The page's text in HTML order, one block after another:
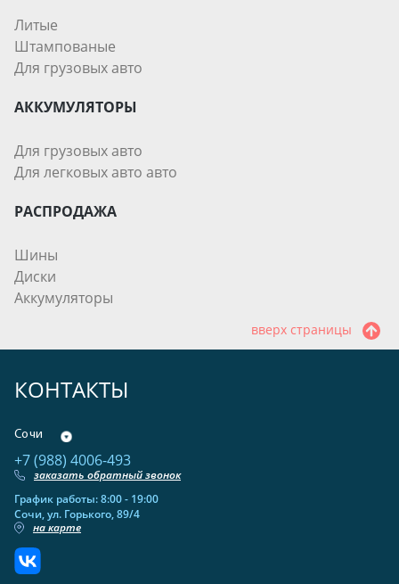
Литые
Штампованые
Для грузовых авто
АККУМУЛЯТОРЫ
Для грузовых авто
Для легковых авто авто
РАСПРОДАЖА
Шины
Диски
Аккумуляторы
вверх страницы
КОНТАКТЫ
Сочи
+7 (988) 4006-493
заказать обратный звонок
График работы: 8:00 - 19:00
Сочи, ул. Горького, 89/4
на карте